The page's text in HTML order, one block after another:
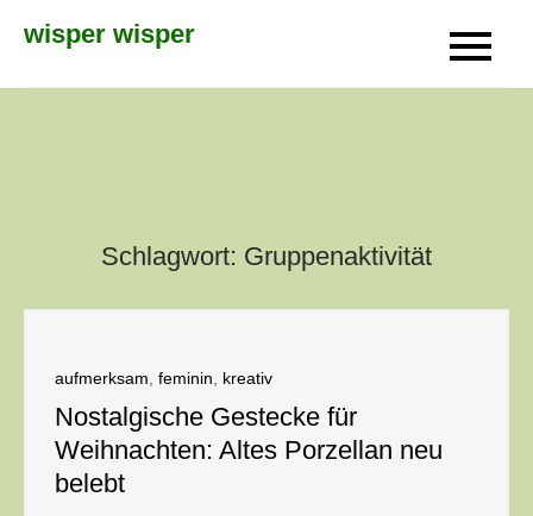
wisper wisper
Schlagwort: Gruppenaktivität
aufmerksam feminin kreativ
Nostalgische Gestecke für
Weihnachten: Altes Porzellan neu
belebt